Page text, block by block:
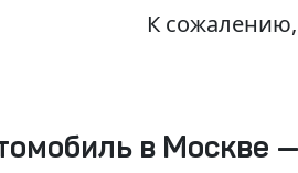
К
в Москве